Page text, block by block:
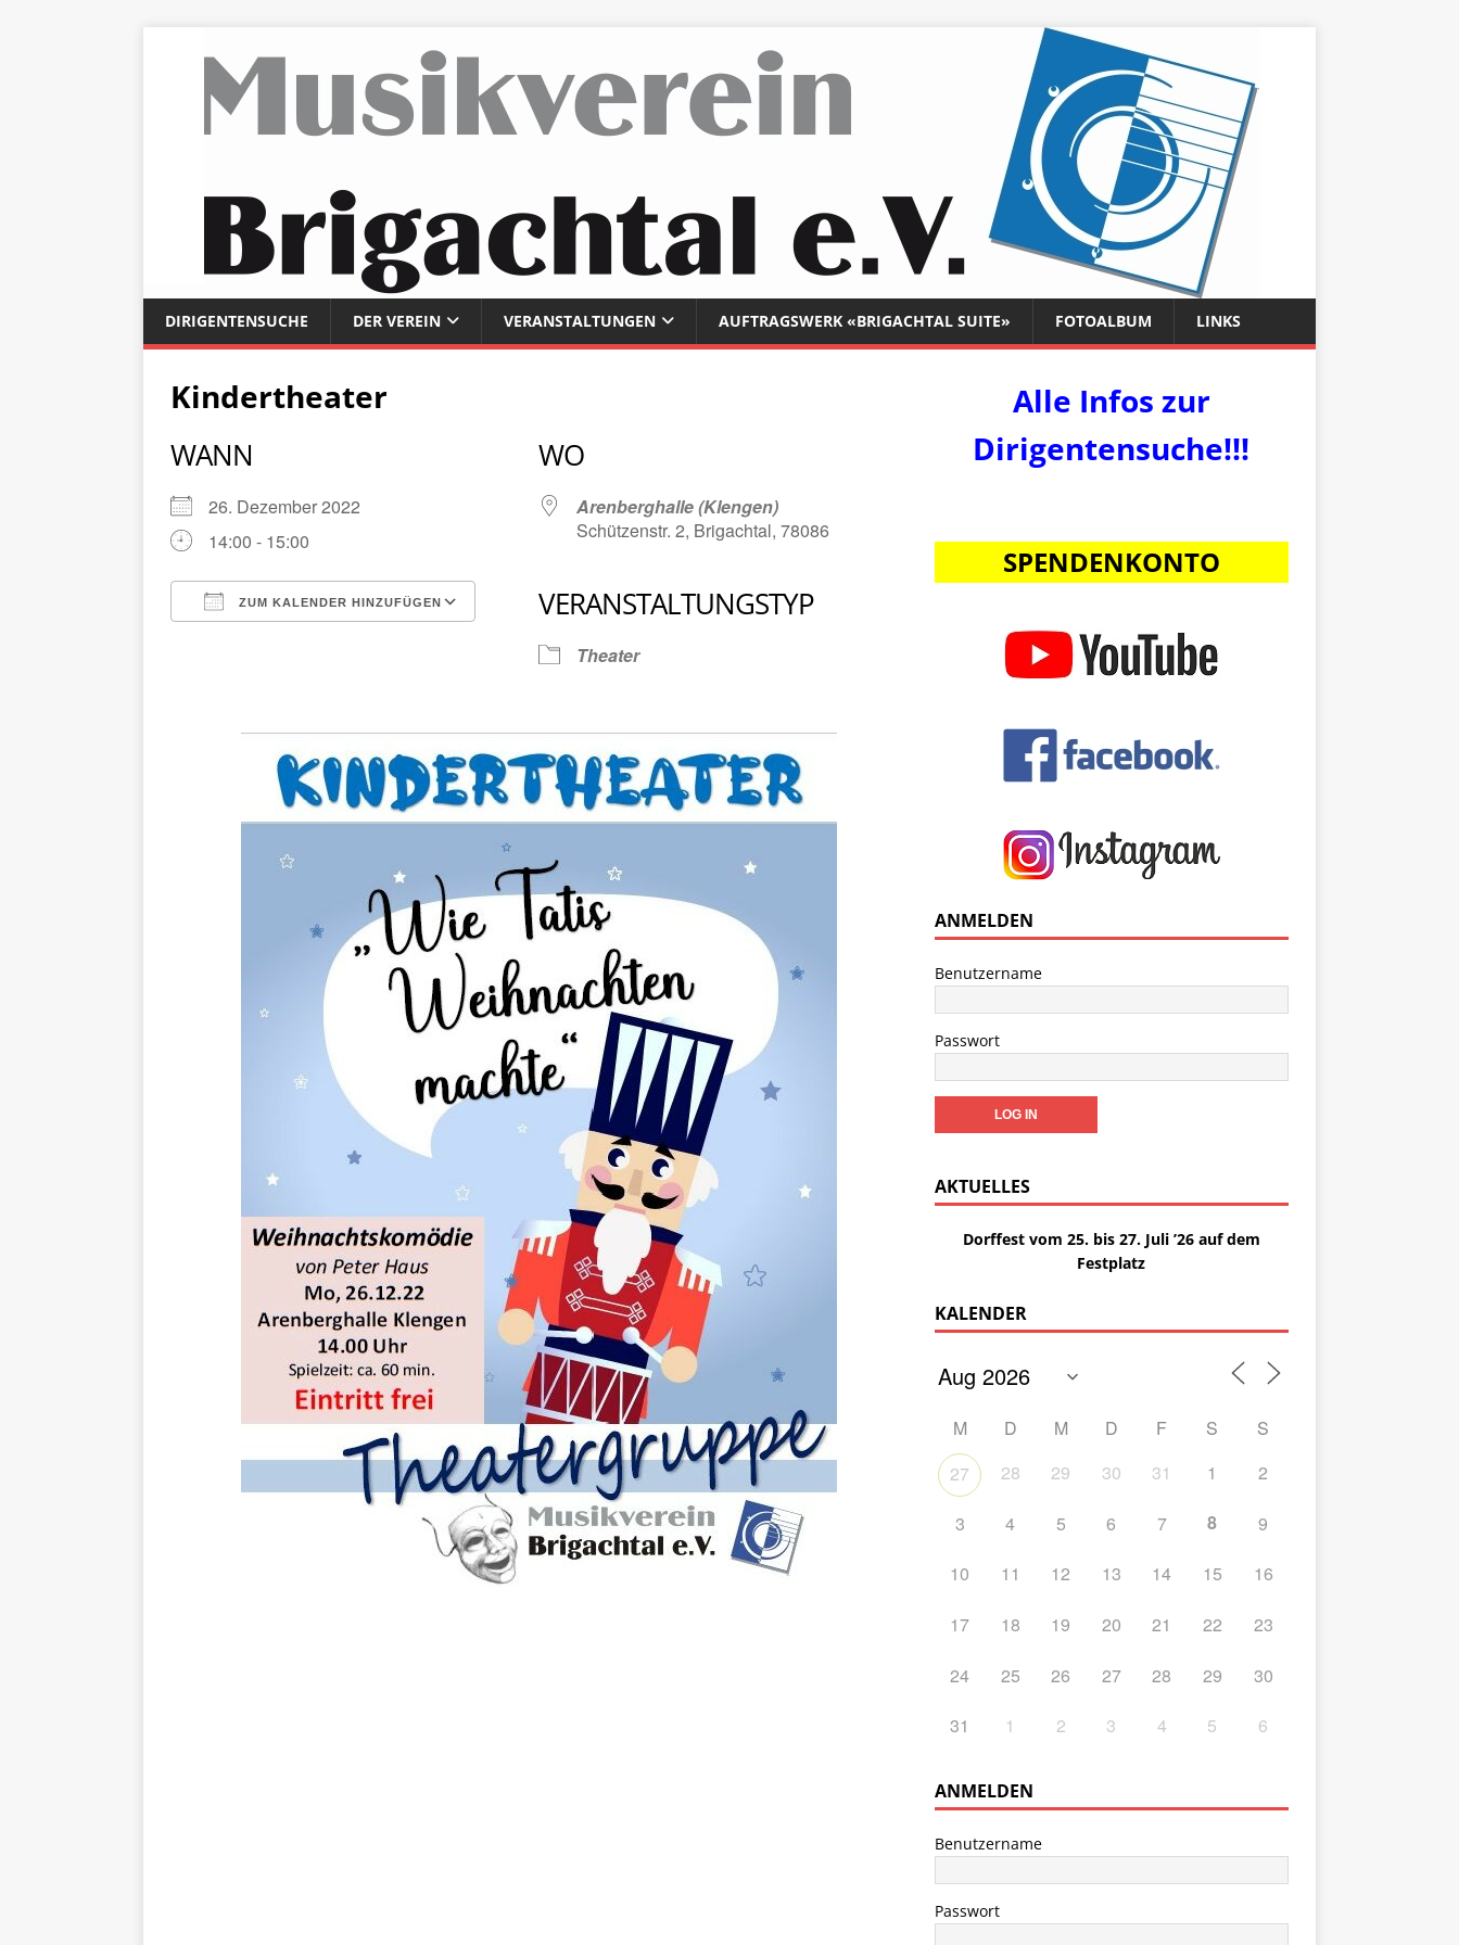
DIRIGENTENSUCHE DER VEREIN VERANSTALTUNGEN AUFTRAGSWERK «BRIGACHTAL SUITE» FOTOALBUM LINKS
Kindertheater
WANN
26. Dezember 2022
14:00 - 15:00
ZUM KALENDER HINZUFÜGEN
Google Kalender Office 365
WO
Arenberghalle (Klengen)
Schützenstr. 2, Brigachtal, 78086
VERANSTALTUNGSTYP
Theater
Alle Infos zur
Dirigentensuche!!!
SPENDENKONTO
ANMELDEN
Benutzername
Passwort
AKTUELLES
Dorffest vom 25. bis 27. Juli ’26 auf dem
Festplatz
KALENDER
M D M D F S
S
27
28 29 30 31 1 2
3 4 5 6 7 8 9
10 11 12 13 14 15 16
17 18 19 20 21 22 23
24 25 26 27 28 29 30
31 1 2 3 4 5 6
ANMELDEN
Benutzername
Passwort